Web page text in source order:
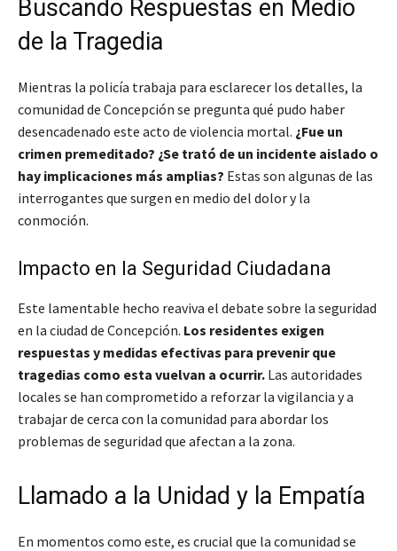
Buscando Respuestas en Medio
de la Tragedia
Mientras la policía trabaja para esclarecer los detalles, la
comunidad de Concepción se pregunta qué pudo haber
desencadenado este acto de violencia mortal. ¿Fue un
crimen premeditado? ¿Se trató de un incidente aislado o
hay implicaciones más amplias? Estas son algunas de las
interrogantes que surgen en medio del dolor y la
conmoción.
Impacto en la Seguridad Ciudadana
Este lamentable hecho reaviva el debate sobre la seguridad
en la ciudad de Concepción. Los residentes exigen
respuestas y medidas efectivas para prevenir que
tragedias como esta vuelvan a ocurrir. Las autoridades
locales se han comprometido a reforzar la vigilancia y a
trabajar de cerca con la comunidad para abordar los
problemas de seguridad que afectan a la zona.
Llamado a la Unidad y la Empatía
En momentos como este, es crucial que la comunidad se